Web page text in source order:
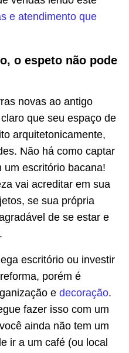
e atendimento que
o espeto não pode
novas ao antigo
que seu espaço de
arquitetonicamente,
Não há como captar
um escritório bacana!
vai acreditar em sua
se sua própria
de se estar e
escritório ou investir
porém é
e decoração.
fazer isso com um
ainda não tem um
ir a um café (ou local